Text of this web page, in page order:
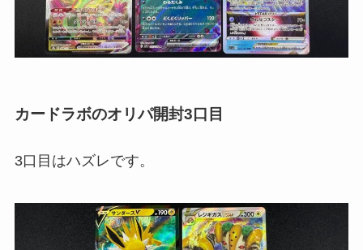
カードラボのオリパ開封3口目
3口目はハズレです。